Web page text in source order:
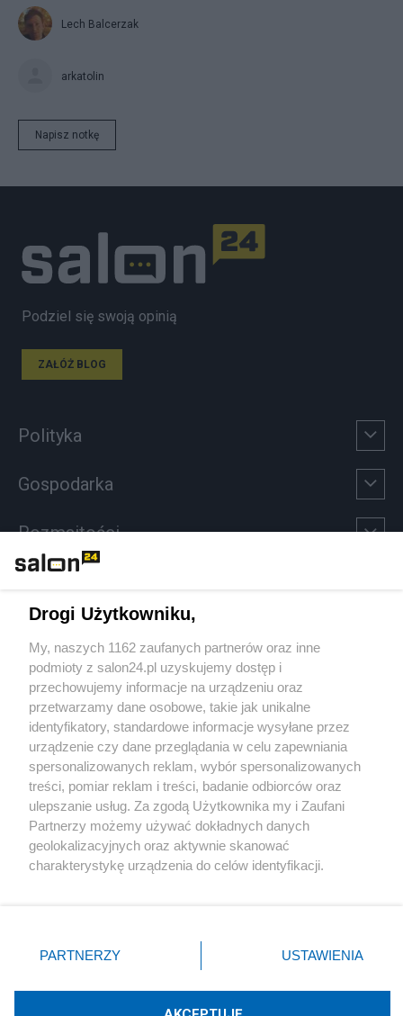
Lech Balcerzak
arkatolin
Napisz notkę
Podziel się swoją opinią
ZAŁÓŻ BLOG
Polityka
Gospodarka
Rozmaitości
Sport
Społeczeństwo
Kultura
X Facebook Instagram Youtube
Drogi Użytkowniku,
My, naszych 1162 zaufanych partnerów oraz inne
podmioty z salon24.pl uzyskujemy dostęp i
przechowujemy informacje na urządzeniu oraz
przetwarzamy dane osobowe, takie jak unikalne
identyfikatory, standardowe informacje wysyłane przez
urządzenie czy dane przeglądania w celu zapewniania
spersonalizowanych reklam, wybór spersonalizowanych
treści, pomiar reklam i treści, badanie odbiorców oraz
ulepszanie usług. Za zgodą Użytkownika my i Zaufani
Partnerzy możemy używać dokładnych danych
geolokalizacyjnych oraz aktywnie skanować
charakterystykę urządzenia do celów identyfikacji.
zmienić/wycofać klikając przycisk ustawień prywatności
znajdujący się w lewym dolnym rogu strony
rodzaje przetwarzania danych nie wymagają zgody
użytkownika, ale masz prawo sprzeciwić się takiemu
PARTNERZY USTAWIENIA